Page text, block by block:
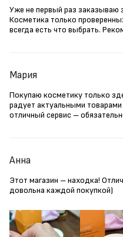
Уже не первый раз заказываю
Косметика только
всегда есть что выбрать.
Мария
Покупаю косметику только
радует актуальными
отличный сервис –
Анна
Этот магазин – находка!
довольна каждой покупкой)